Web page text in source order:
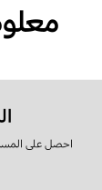
احصل على